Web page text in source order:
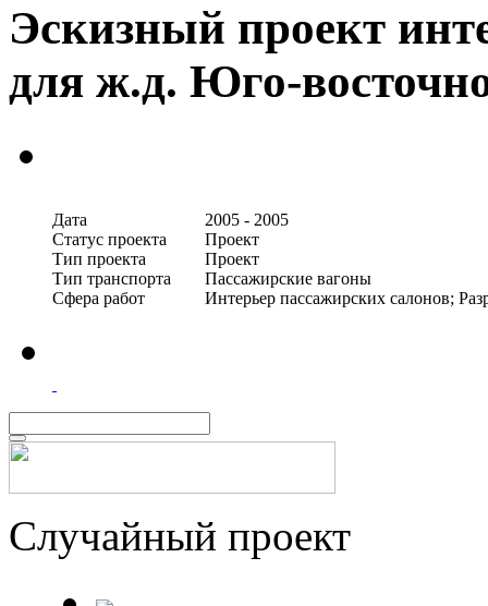
Эскизный проект
для ж.д. Юго-
Дата
2005 - 2005
Статус проекта
Проект
Тип проекта
Проект
Тип транспорта
Пассажирские вагоны
Сфера работ
Интерьер пассажирских салонов;
Случайный проект